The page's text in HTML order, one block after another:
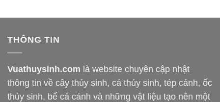
THÔNG TIN
Vuathuysinh.com là website chuyên cập nhật
thông tin về cây thủy sinh, cá thủy sinh, tép cảnh, ốc
thủy sinh, bể cá cảnh và những vật liệu tạo nên một